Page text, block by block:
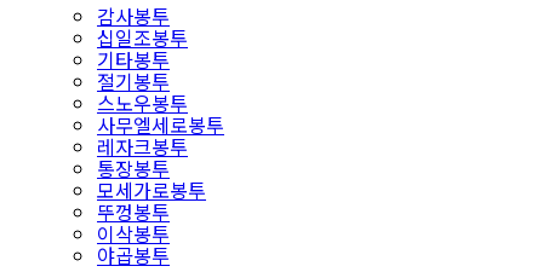
감사봉투
십일조봉투
기타봉투
절기봉투
스노우봉투
사무엘세로봉투
레자크봉투
통장봉투
모세가로봉투
뚜껑봉투
이삭봉투
야곱봉투